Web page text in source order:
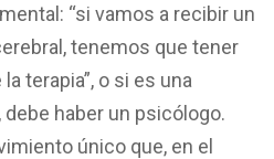
“si vamos a recibir un
tenemos que tener
terapia”, o si es una
haber un psicólogo.
único que, en el